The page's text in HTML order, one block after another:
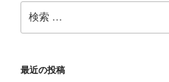
索:
最近の投稿